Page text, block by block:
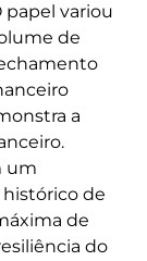
papel variou
de
a
um
de
de
do